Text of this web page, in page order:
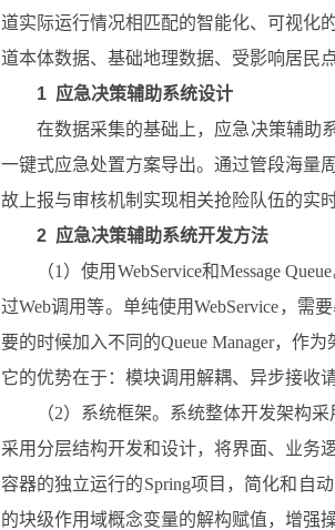
道实际运行情况相匹配的智能化、可视化
道本体数据、基础地理数据、受影响居民
1 应急决策辅助系统设计
在数据采集的基础上，应急决策辅助
一键式应急处置方案导出。通过管段海量
故上报与审核机制实现相关抢险队伍的实
2 应急决策辅助系统开发方法
（1）使用WebService和Message
过Web调用等。单纯使用WebService，需
要的时候加入不同的Queue Manager，作
它的优势在于：模块调用解耦、异步接收
（2）系统框架。系统整体开发架构
采用分层结构开发和设计，将界面、业务
容器的独立运行的Spring项目，简化和自
的块级作用域概念变量的解构赋值，增强